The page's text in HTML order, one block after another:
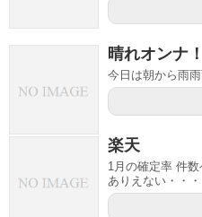
晴れオンナ！
今日は朝から雨雨
楽天
1月の確定率 件
ありえない・・・